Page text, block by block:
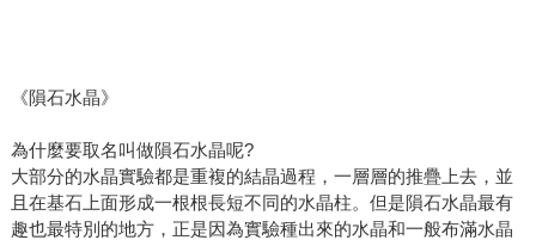
《隕石水晶》
為什麼要取名叫做隕石水晶呢?
大部分的水晶實驗都是重複的結晶過程，一層層的推疊上去，並
且在基石上面形成一根根長短不同的水晶柱。但是隕石水晶最有
趣也最特別的地方，正是因為實驗種出來的水晶和一般布滿水晶